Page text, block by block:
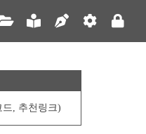
, 추천링크)